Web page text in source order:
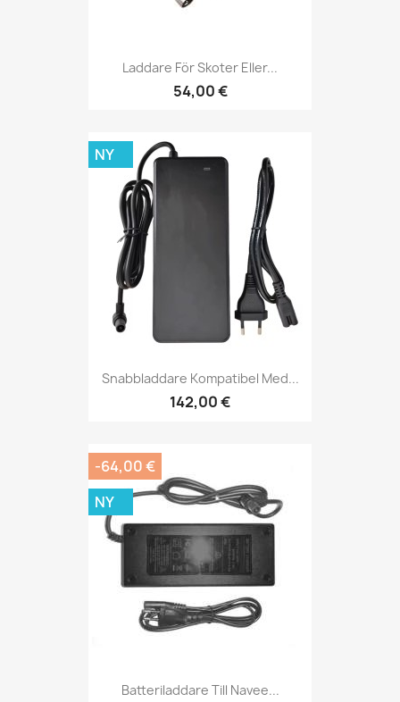
Laddare För Skoter Eller...
54,00 €
Snabbladdare Kompatibel Med...
142,00 €
NY
Batteriladdare Till Navee...
-64,00 €
NY